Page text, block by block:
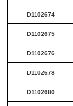
D1102674
D1102675
D1102676
D1102678
D1102680